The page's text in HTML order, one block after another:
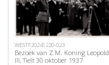
WESTF20241220-023
Bezoek van Z.M. Koning Leopold
III, Tielt 30 oktober 1937